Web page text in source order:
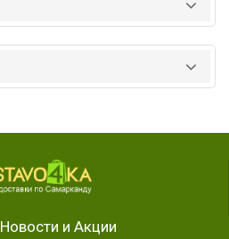
Новости и Акции